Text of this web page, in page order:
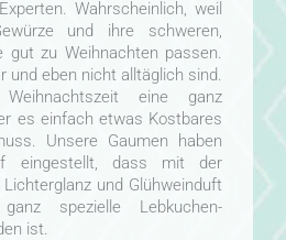
Wahrscheinlich, weil
und ihre schweren,
gut zu Weihnachten passen.
und eben nicht alltäglich sind.
eine ganz
es einfach etwas Kostbares
Unsere Gaumen haben
eingestellt, dass mit der
und Glühweinduft
spezielle Lebkuchen-
ist.